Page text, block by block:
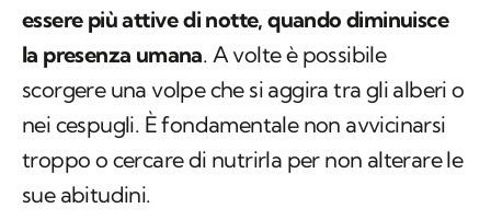
essere più attive di notte, quando diminuisce
la presenza umana. A volte è possibile
scorgere una volpe che si aggira tra gli alberi o
nei cespugli. È fondamentale non avvicinarsi
troppo o cercare di nutrirla per non alterare le
sue abitudini.